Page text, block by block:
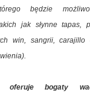
będzie
jak słynne tapas,
win, sangrii, carajillo
oferuje bogaty